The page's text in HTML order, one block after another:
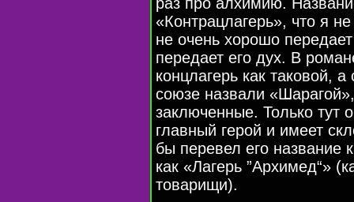
«Контрацлагерь», что я
не очень хорошо
передает его дух. В
концлагерь как таковой,
союзе назвали
заключенные. Только тут
главный герой и имеет
бы перевел его название
как «Лагерь ”Архимед“»
товарищи).